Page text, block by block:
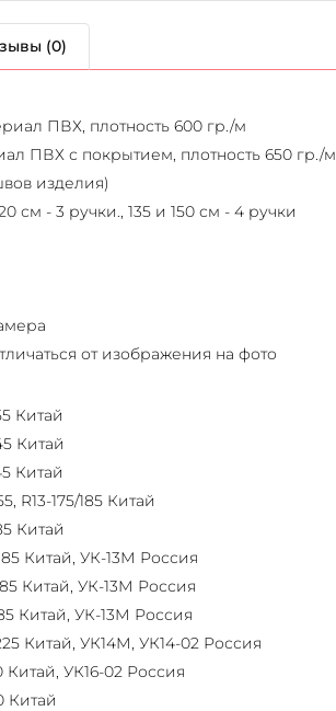
(0)
ПВХ, плотность 600 гр./м
ПВХ с покрытием, плотность 650 гр./м
изделия)
см - 3 ручки., 135 и 150 см - 4 ручки
от изображения на фото
Китай
Китай
Китай
R13-175/185 Китай
Китай
Китай, УК-13М Россия
Китай, УК-13М Россия
Китай, УК-13М Россия
Китай, УК14М, УК14-02 Россия
УК16-02 Россия
Китай